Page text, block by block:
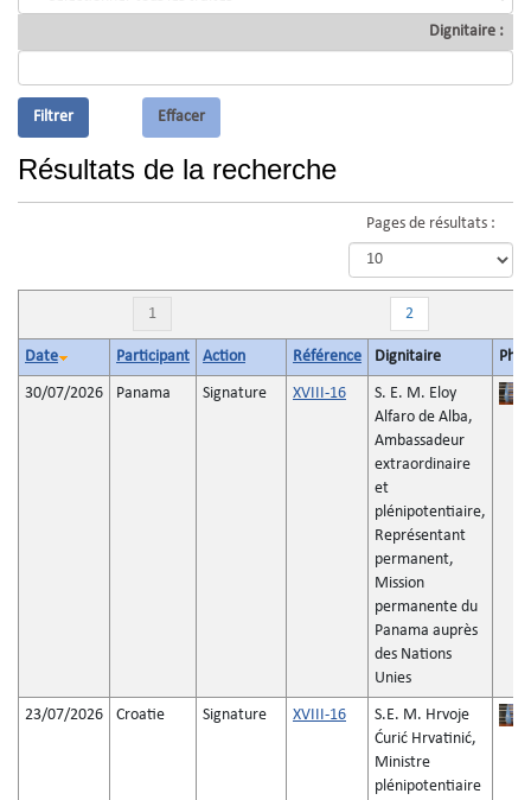
Dignitaire :
Résultats de la recherche
Pages de résultats :
1 2
Date Participant Action Référence Dignitaire
30/07/2026 Panama Signature XVIII-16
S. E. M. Eloy
Alfaro de Alba,
Ambassadeur
extraordinaire
et
plénipotentiaire,
Représentant
permanent,
Mission
permanente du
Panama auprès
des Nations
Unies
23/07/2026 Croatie Signature XVIII-16
S.E. M. Hrvoje
Ćurić Hrvatinić,
Ministre
plénipotentiaire